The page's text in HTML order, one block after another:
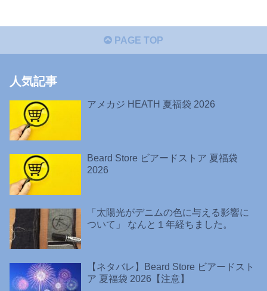
PAGE TOP
人気記事
アメカジ HEATH 夏福袋 2026
Beard Store ビアードストア 夏福袋
2026
「太陽光がデニムの色に与える影響に
ついて」 なんと１年経ちました。
【ネタバレ】Beard Store ビアードスト
ア 夏福袋 2026【注意】